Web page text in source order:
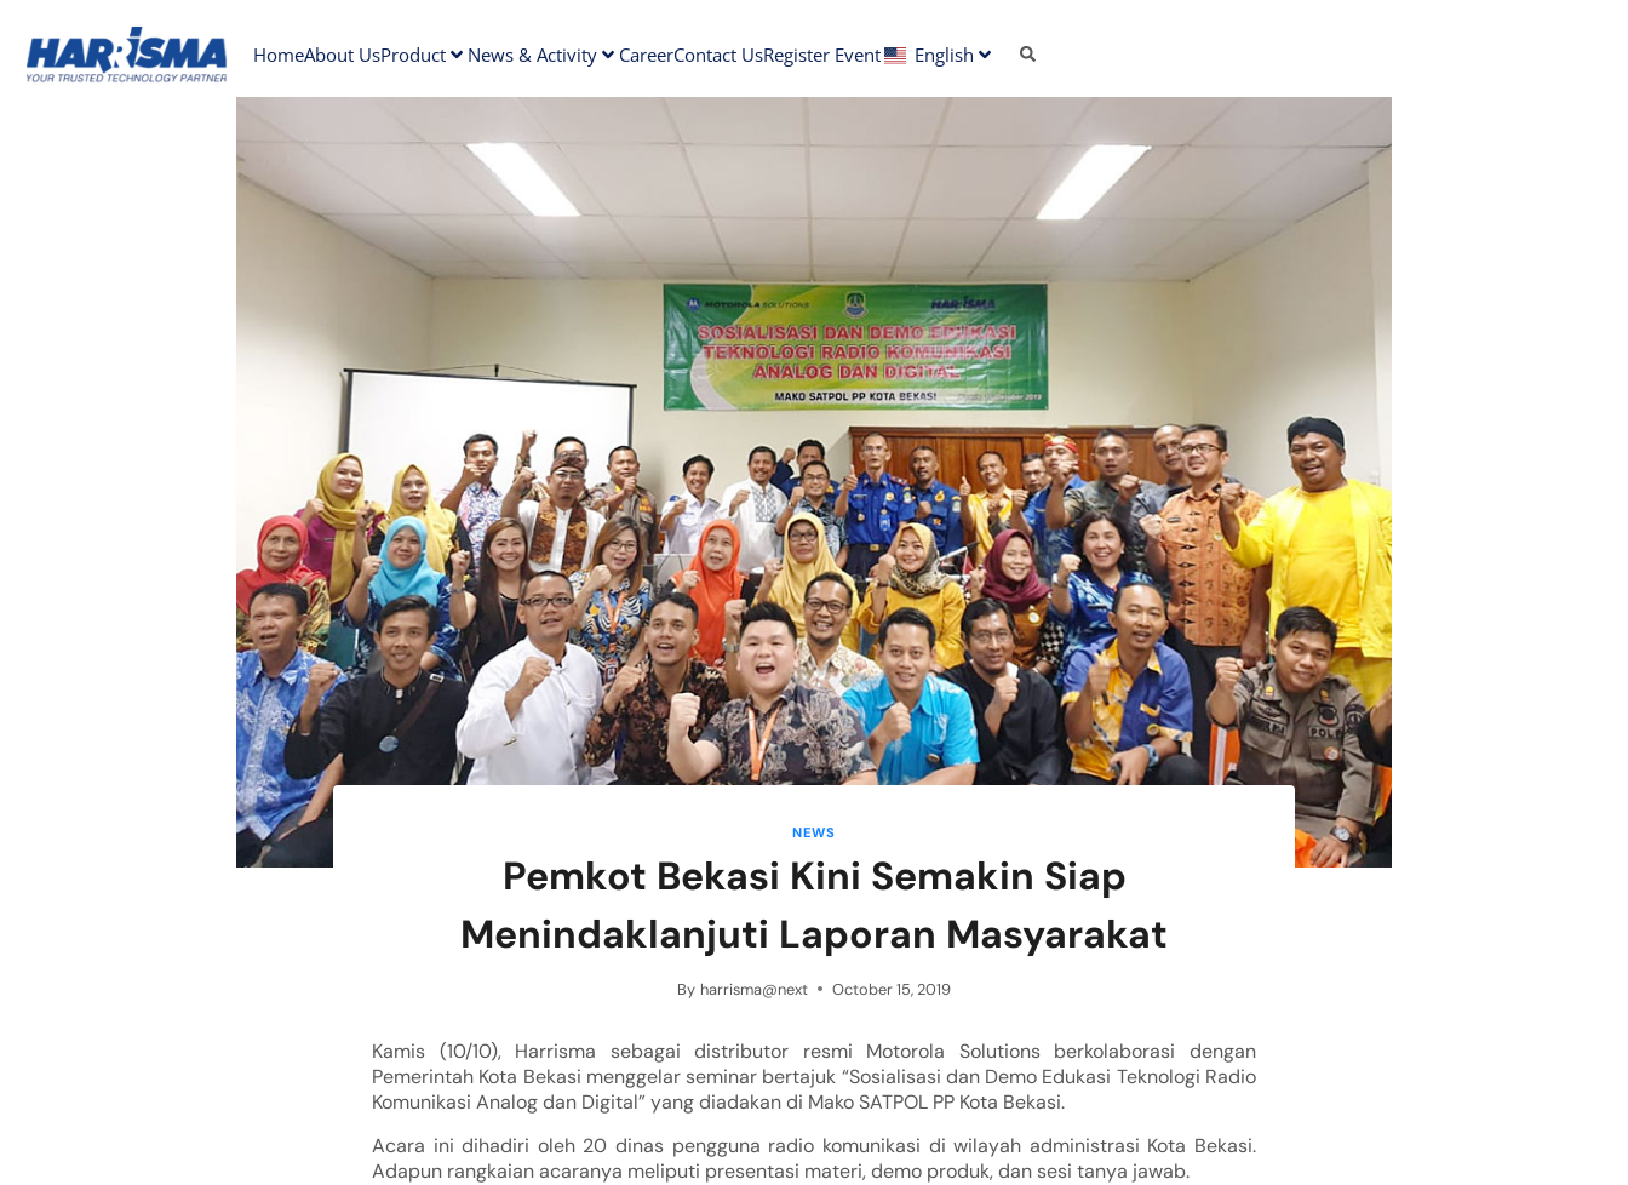
HomeAbout UsProduct News & Activity CareerContact UsRegister Event English
NEWS
Pemkot Bekasi Kini Semakin Siap
Menindaklanjuti Laporan Masyarakat
By harrisma@next October 15, 2019
Kamis (10/10), Harrisma sebagai distributor resmi Motorola Solutions berkolaborasi dengan
Pemerintah Kota Bekasi menggelar seminar bertajuk “Sosialisasi dan Demo Edukasi Teknologi Radio
Komunikasi Analog dan Digital” yang diadakan di Mako SATPOL PP Kota Bekasi.
Acara ini dihadiri oleh 20 dinas pengguna radio komunikasi di wilayah administrasi Kota Bekasi.
Adapun rangkaian acaranya meliputi presentasi materi, demo produk, dan sesi tanya jawab.